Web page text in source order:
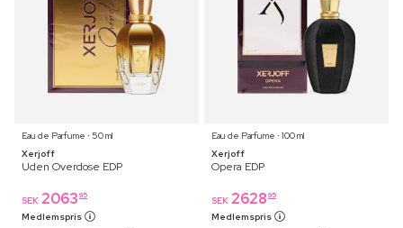
Eau de Parfume ⋅ 50 ml
Xerjoff
Uden Overdose EDP
SEK 2063 95
Medlemspris
Eau de Parfume ⋅ 100 ml
Xerjoff
Opera EDP
SEK 2628 95
Medlemspris